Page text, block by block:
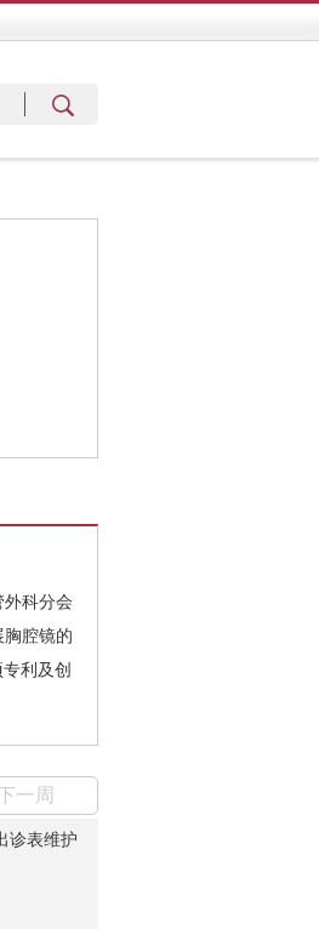
科分会
腔镜的
利及创
一周
诊表维护